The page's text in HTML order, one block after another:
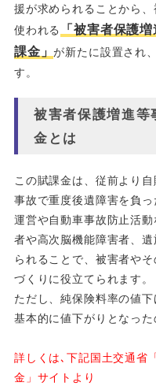
援が求められることから
使われる
「被害者保護
課金」が新たに設置され
す。
被害者保護増進等
金とは
この賦課金は、従前より
事故で重度後遺障害を負
運営や自動車事故防止活
者や高次脳機能障害者、
られることで、被害者や
づくりに役立てられます。
ただし、純保険料率の値
基本的に値下がりとなった
詳しくは､下記国土交通省
金」サイトより